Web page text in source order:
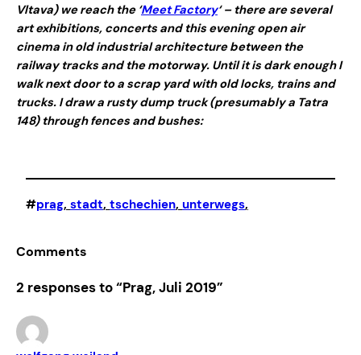
Vltava) we reach the ‘Meet Factory‘ – there are several
art exhibitions, concerts and this evening open air
cinema in old industrial architecture between the
railway tracks and the motorway. Until it is dark enough I
walk next door to a scrap yard with old locks, trains and
trucks. I draw a rusty dump truck (presumably a Tatra
148) through fences and bushes:
#prag, stadt, tschechien, unterwegs,
Comments
2 responses to “Prag, Juli 2019”